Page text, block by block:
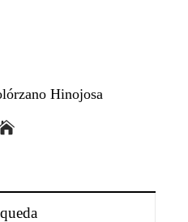
Hinojosa